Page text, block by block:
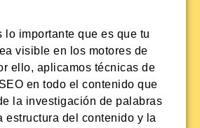
lo importante que es que tu
visible en los motores de
ello, aplicamos técnicas de
en todo el contenido que
la investigación de palabras
estructura del contenido y la